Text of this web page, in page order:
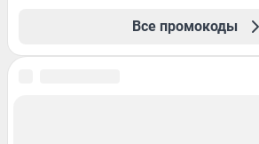
Все промокоды